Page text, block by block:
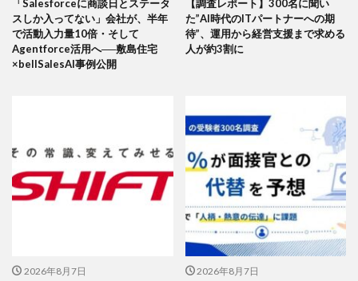
「Salesforceに商談日とステータ
スしか入ってない」会社が、半年
で活動入力量10倍・そして
Agentforce活用へ──敷島住宅
×bellSalesAI事例公開
【調査レポート】300名に聞い
た”AI時代のITパートナーへの期
待”、運用から経営支援まで求める
人が約3割に
2026年8月7日 2026年8月7日